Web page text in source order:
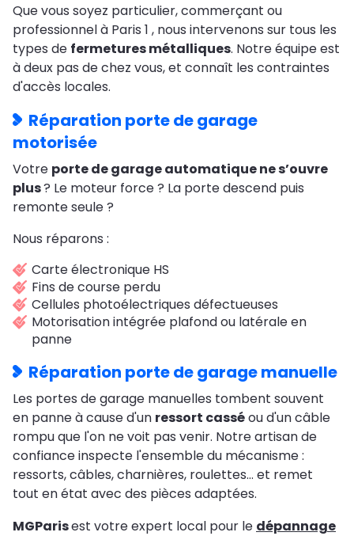
Que vous soyez particulier, commerçant ou
professionnel à Paris 1 , nous intervenons sur tous les
types de fermetures métalliques. Notre équipe est
à deux pas de chez vous, et connaît les contraintes
d'accès locales.
Réparation porte de garage
motorisée
Votre porte de garage automatique ne s’ouvre
plus? Le moteur force ? La porte descend puis
remonte seule ?
Nous réparons :
Carte électronique HS
Fins de course perdu
Cellules photoélectriques défectueuses
Motorisation intégrée plafond ou latérale en
panne
Réparation porte de garage manuelle
Les portes de garage manuelles tombent souvent
en panne à cause d'un ressort casséou d'un câble
rompu que l'on ne voit pas venir. Notre artisan de
confiance inspecte l'ensemble du mécanisme :
ressorts, câbles, charnières, roulettes… et remet
tout en état avec des pièces adaptées.
MGParisest votre expert local pour le dépannage